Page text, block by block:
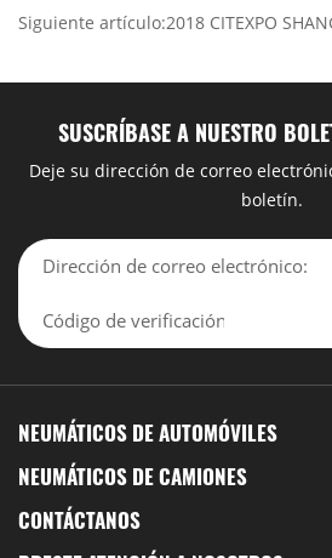
Siguiente artículo:2018 CITEXPO
SUSCRÍBASE A NUESTRO
Deje su dirección de correo
boletín.
NEUMÁTICOS DE AUTOMÓVILES
NEUMÁTICOS DE CAMIONES
CONTÁCTANOS